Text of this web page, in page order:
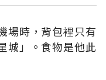
場時，背包裡只有
城」。食物是他此